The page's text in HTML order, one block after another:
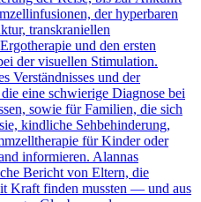
der hyperbaren
transkraniellen
und den ersten
der visuellen Stimulation.
Verständnisses und der
eine schwierige Diagnose bei
sowie für Familien, die sich
kindliche Sehbehinderung,
für Kinder oder
informieren. Alannas
Bericht von Eltern, die
Kraft finden mussten — und aus